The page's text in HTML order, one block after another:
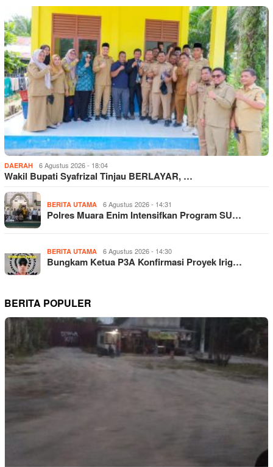
DAERAH 6 Agustus 2026 - 18:04
Wakil Bupati Syafrizal Tinjau BERLAYAR, …
BERITA UTAMA 6 Agustus 2026 - 14:31
Polres Muara Enim Intensifkan Program SU…
BERITA UTAMA 6 Agustus 2026 - 14:30
Bungkam Ketua P3A Konfirmasi Proyek Irig…
BERITA POPULER